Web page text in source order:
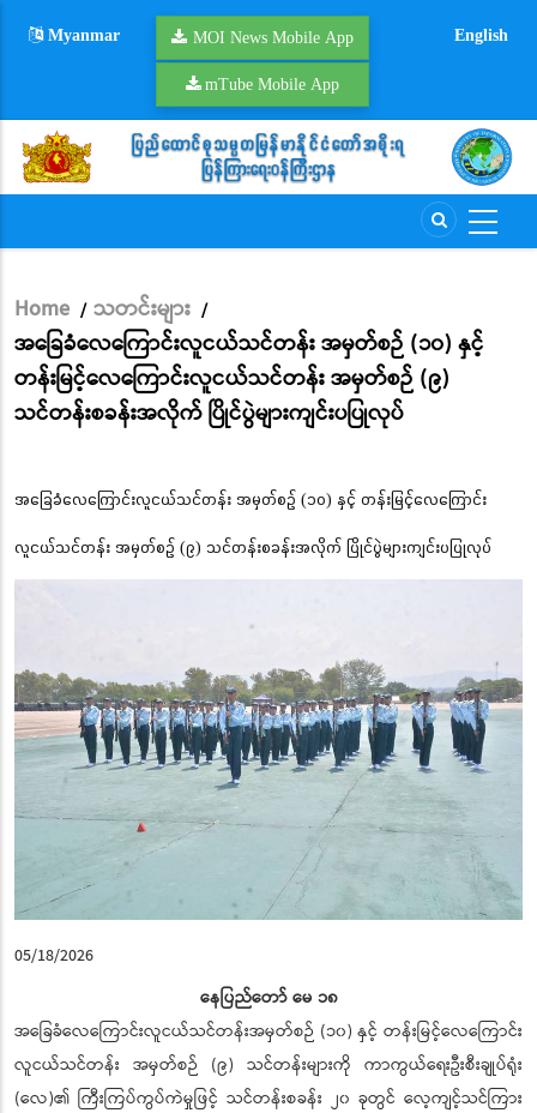
Myanmar MOI News Mobile App
mTube Mobile App
English
Breadcrumb
Home / သတင်းများ /
အခြေခံလေကြောင်းလူငယ်သင်တန်း အမှတ်စဉ် (၁၀) နှင့်
တန်းမြင့်လေကြောင်းလူငယ်သင်တန်း အမှတ်စဉ် (၉)
သင်တန်းစခန်းအလိုက် ပြိုင်ပွဲများကျင်းပပြုလုပ်
အခြေခံလေကြောင်းလူငယ်သင်တန်း အမှတ်စဉ် (၁၀) နှင့် တန်းမြင့်လေကြောင်း
လူငယ်သင်တန်း အမှတ်စဉ် (၉) သင်တန်းစခန်းအလိုက် ပြိုင်ပွဲများကျင်းပပြုလုပ်
05/18/2026
နေပြည်တော် မေ ၁၈
အခြေခံလေကြောင်းလူငယ်သင်တန်းအမှတ်စဉ် (၁၀) နှင့် တန်းမြင့်လေကြောင်း
လူငယ်သင်တန်း အမှတ်စဉ် (၉) သင်တန်းများကို ကာကွယ်ရေးဦးစီးချုပ်ရုံး
(လေ)၏ ကြီးကြပ်ကွပ်ကဲမှုဖြင့် သင်တန်းစခန်း ၂၀ ခုတွင် လေ့ကျင့်သင်ကြား